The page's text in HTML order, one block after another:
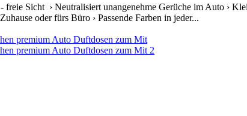
Sicht › Neutralisiert unangenehme Gerüche im Auto ›
oder fürs Büro › Passende Farben in jeder...